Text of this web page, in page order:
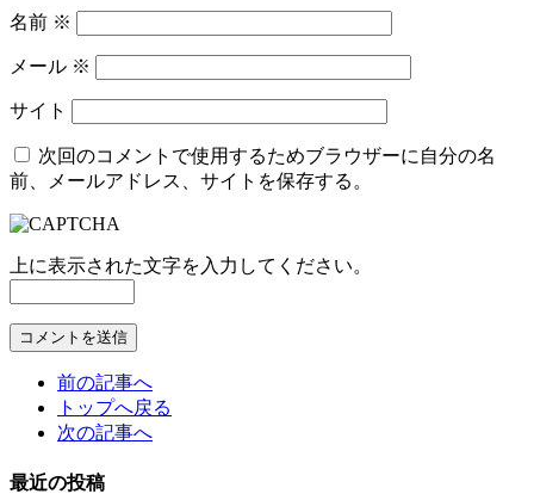
名前 ※
メール ※
サイト
次回のコメントで使用するためブラウザーに自分の名
前、メールアドレス、サイトを保存する。
上に表示された文字を入力してください。
前の記事へ
トップへ戻る
次の記事へ
最近の投稿